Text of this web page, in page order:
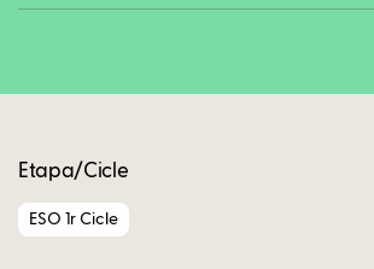
Etapa/Cicle
ESO 1r Cicle